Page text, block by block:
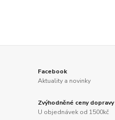
Facebook
Aktuality a novinky
Zvýhodněné ceny dopravy
U objednávek od 1500kč